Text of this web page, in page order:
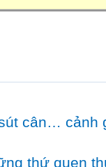
cân… cảnh
thứ quen